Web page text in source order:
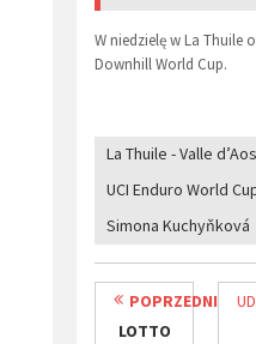
W niedzielę w La Thuile
Downhill World Cup.
La Thuile - Valle
UCI Enduro World
Simona Kuchyňková
POPRZEDNI
​LOTTO